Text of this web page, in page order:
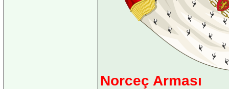
Norceç Arması